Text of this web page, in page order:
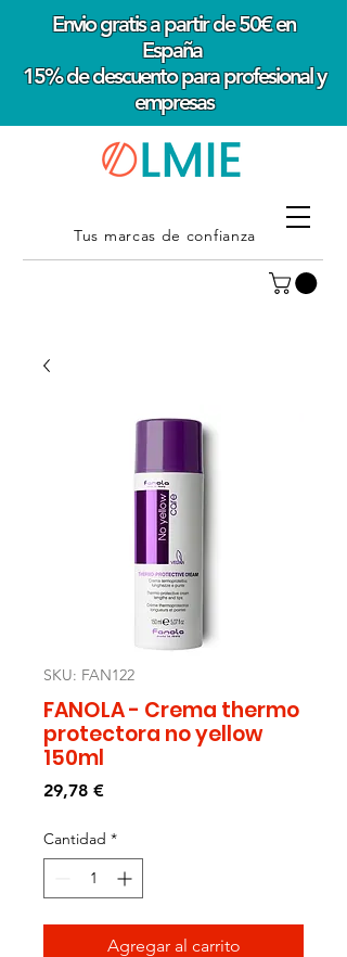
Envio gratis a partir de 50€ en
España
15% de descuento para profesional y
empresas
Tus marcas de confianza
SKU: FAN122
FANOLA - Crema thermo
protectora no yellow
150ml
29,78 €Precio
Cantidad *
Agregar al carrito